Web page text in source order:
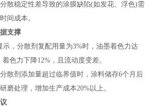
稳定性差导致的涂膜缺陷(如发花、浮色)需
间成本。
支撑
分散剂复配用量为3%时，油墨着色力达
色力下降12%，且流动度变差。
剂添加量超过临界值时，涂料储存6个月后
磨处理，增加生产成本20%以上。